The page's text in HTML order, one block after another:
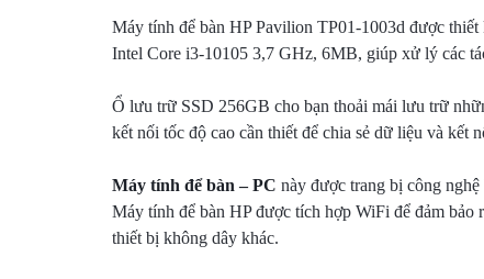
Máy tính để bàn HP Pavilion TP01-1003d được
Intel Core i3-10105 3,7 GHz, 6MB, giúp xử lý các
Ổ lưu trữ SSD 256GB cho bạn thoải mái lưu trữ
kết nối tốc độ cao cần thiết để chia sẻ dữ liệu và kết
Máy tính để bàn – PC này được trang bị công
Máy tính để bàn HP được tích hợp WiFi để đảm
thiết bị không dây khác.